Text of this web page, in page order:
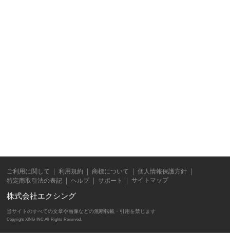
ご利用に関して 利用規約 商標について
個人情報保護方針
特定商取引法の表記
ヘルプ サポート サイトマップ
株式会社エクシング
当サイトのすべての文章や画像などの無断転載・引用を禁じます
Copyright XING INC.All Rights Reserved.